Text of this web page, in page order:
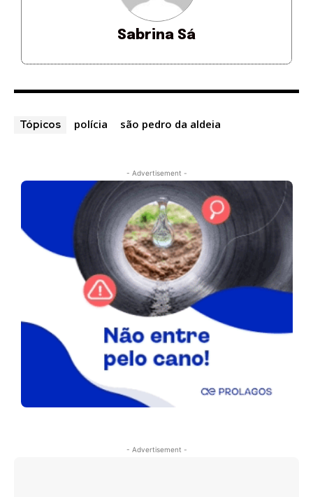
Sabrina Sá
Tópicos polícia são pedro da aldeia
- Advertisement -
- Advertisement -